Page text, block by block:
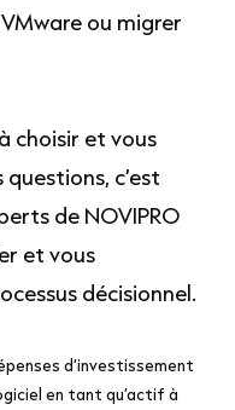
ou migrer
choisir et vous
c’est
de NOVIPRO
et vous
décisionnel.
d’investissement
en tant qu’actif à